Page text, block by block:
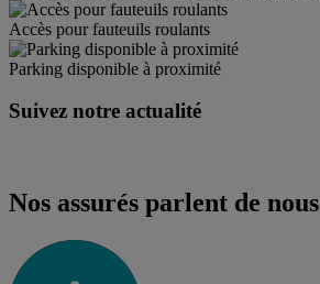
Accès pour fauteuils roulants
Parking disponible à proximité
Suivez notre actualité
Nos assurés parlent de nous